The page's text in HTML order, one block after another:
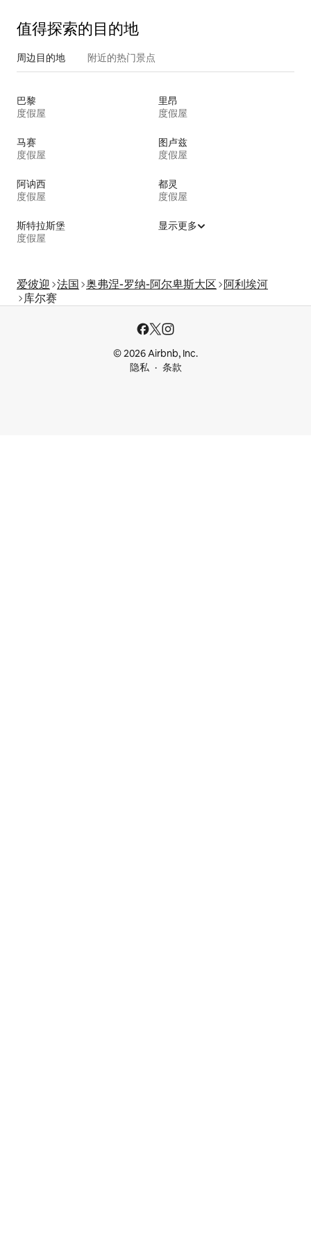
值得探索的目的地
周边目的地 附近的热门景点
巴黎
度假屋
里昂
度假屋
马赛
度假屋
图卢兹
度假屋
阿讷西
度假屋
都灵
度假屋
斯特拉斯堡
度假屋
显示更多
爱彼迎 法国 奥弗涅-罗纳-阿尔卑斯大区 阿利埃河
库尔赛
© 2026 Airbnb, Inc.
隐私
条款